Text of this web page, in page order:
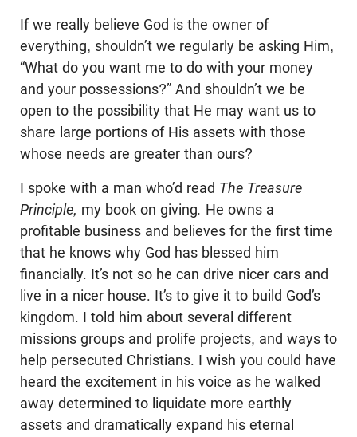
If we really believe God is the owner of
everything, shouldn’t we regularly be asking Him,
“What do you want me to do with your money
and your possessions?” And shouldn’t we be
open to the possibility that He may want us to
share large portions of His assets with those
whose needs are greater than ours?
I spoke with a man who’d read The Treasure
Principle, my book on giving. He owns a
profitable business and believes for the first time
that he knows why God has blessed him
financially. It’s not so he can drive nicer cars and
live in a nicer house. It’s to give it to build God’s
kingdom. I told him about several different
missions groups and prolife projects, and ways to
help persecuted Christians. I wish you could have
heard the excitement in his voice as he walked
away determined to liquidate more earthly
assets and dramatically expand his eternal